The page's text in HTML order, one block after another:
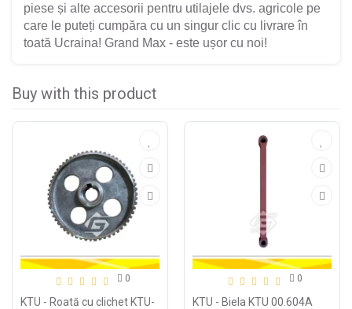
piese și alte accesorii pentru utilajele dvs. agricole pe
care le puteți cumpăra cu un singur clic cu livrare în
toată Ucraina! Grand Max - este ușor cu noi!
Buy with this product
0
KTU - Roată cu clichet KTU-
0
KTU - Biela KTU 00.604A